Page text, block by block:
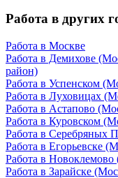
Работа в других
Работа в Москве
Работа в Демихове
район)
Работа в Успенском
Работа в Луховицах
Работа в Астапово
Работа в Куровском
Работа в Серебряных
Работа в Егорьевске
Работа в Новоклемово
Работа в Зарайске